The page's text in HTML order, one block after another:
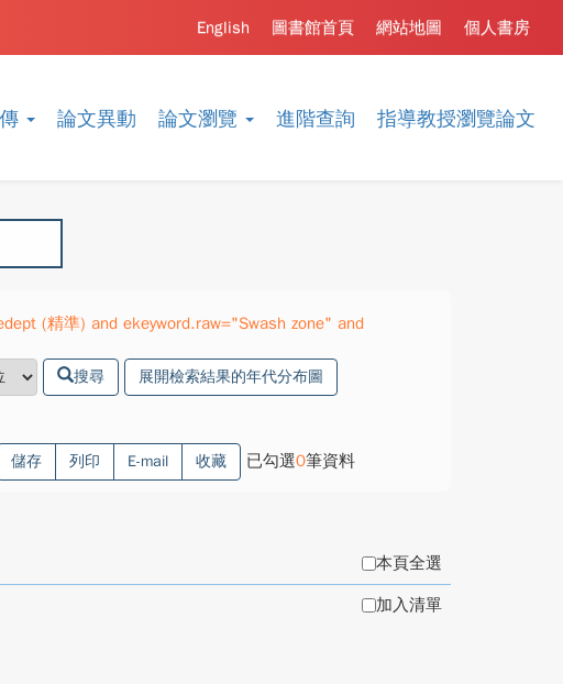
論文異動 論文瀏覽 進階查詢 指導教授瀏覽論文
個人書房
網站地圖
圖書館首頁
English
(精準) and ekeyword.raw="Swash zone" and
搜尋 展開檢索結果的年代分布圖
儲存 列印 E-mail 收藏 已勾選0筆資料
本頁全選
加入清單